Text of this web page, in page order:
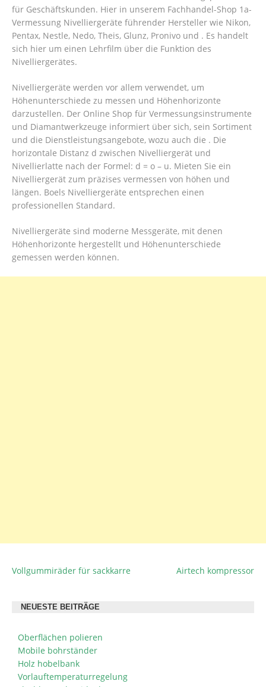
für Geschäftskunden. Hier in unserem Fachhandel-Shop 1a-
Vermessung Nivelliergeräte führender Hersteller wie Nikon,
Pentax, Nestle, Nedo, Theis, Glunz, Pronivo und . Es handelt
sich hier um einen Lehrfilm über die Funktion des
Nivelliergerätes.
Nivelliergeräte werden vor allem verwendet, um
Höhenunterschiede zu messen und Höhenhorizonte
darzustellen. Der Online Shop für Vermessungsinstrumente
und Diamantwerkzeuge informiert über sich, sein Sortiment
und die Dienstleistungsangebote, wozu auch die . Die
horizontale Distanz d zwischen Nivelliergerät und
Nivellierlatte nach der Formel: d = o – u. Mieten Sie ein
Nivelliergerät zum präzises vermessen von höhen und
längen. Boels Nivelliergeräte entsprechen einen
professionellen Standard.
Nivelliergeräte sind moderne Messgeräte, mit denen
Höhenhorizonte hergestellt und Höhenunterschiede
gemessen werden können.
BEITRAGSNAVIGATION
Vollgummiräder für sackkarre Airtech kompressor
NEUESTE BEITRÄGE
Oberflächen polieren
Mobile bohrständer
Holz hobelbank
Vorlauftemperaturregelung